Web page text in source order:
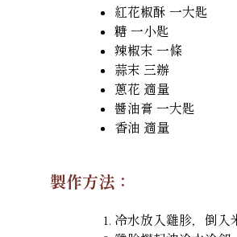
紅花椒酥 一大匙
糖 一小匙
辣椒末 一條
蒜末 三辦
蔥花 適量
醬油膏 一大匙
香油 適量
製作方法：
冷水放入雞胗，倒入